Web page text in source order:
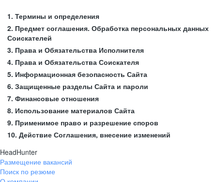
1. Термины и определения
2. Предмет соглашения. Обработка персональных данных
Соискателей
3. Права и Обязательства Исполнителя
4. Права и Обязательства Соискателя
5. Информационная безопасность Сайта
6. Защищенные разделы Сайта и пароли
7. Финансовые отношения
8. Использование материалов Сайта
9. Применимое право и разрешение споров
10. Действие Соглашения, внесение изменений
HeadHunter
Размещение вакансий
Поиск по резюме